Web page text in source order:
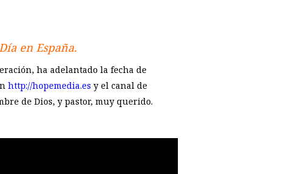
en España.
ha adelantado la fecha de
http://hopemedia.es y el canal de
de Dios, y pastor, muy querido.